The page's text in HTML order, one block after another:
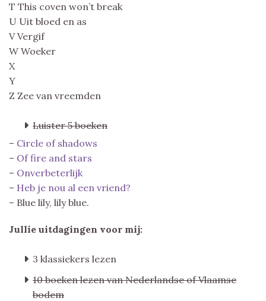
T This coven won’t break
U Uit bloed en as
V Vergif
W Woeker
X
Y
Z Zee van vreemden
Luister 5 boeken
– Circle of shadows
– Of fire and stars
– Onverbeterlijk
– Heb je nou al een vriend?
– Blue lily, lily blue.
Jullie uitdagingen voor mij:
3 klassiekers lezen
10 boeken lezen van Nederlandse of Vlaamse
bodem